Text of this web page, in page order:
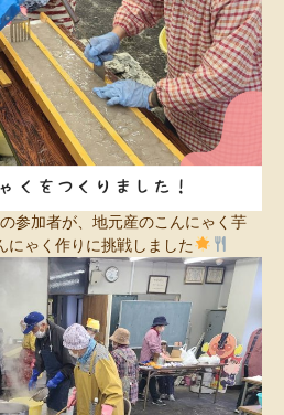
参加者が、地元産のこんにゃく芋
にゃく作りに挑戦しました